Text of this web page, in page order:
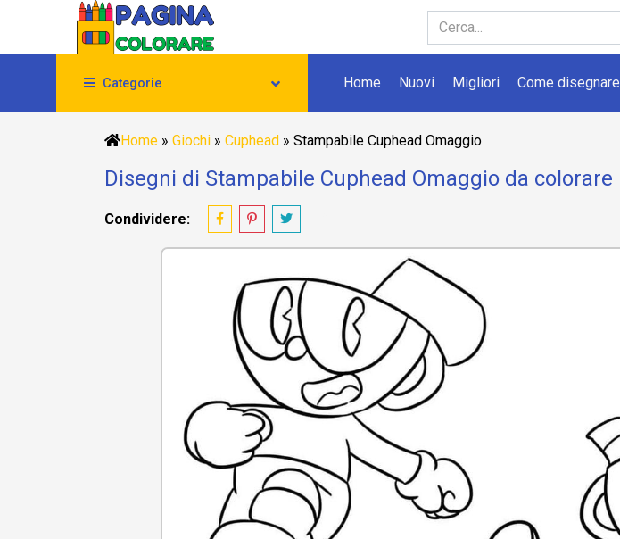
Categorie Home Nuovi Migliori Come disegnare
Home » Giochi » Cuphead » Stampabile Cuphead Omaggio
Disegni di Stampabile Cuphead Omaggio da colorare
Condividere: